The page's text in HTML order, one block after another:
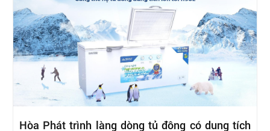
Hòa Phát trình làng dòng tủ đông có dung tích